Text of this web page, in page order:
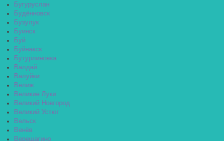
Бугуруслан
Будённовск
Бузулук
Буинск
Буй
Буйнакск
Бутурлиновка
Валдай
Валуйки
Велиж
Великие Луки
Великий Новгород
Великий Устюг
Вельск
Венёв
Верещагино